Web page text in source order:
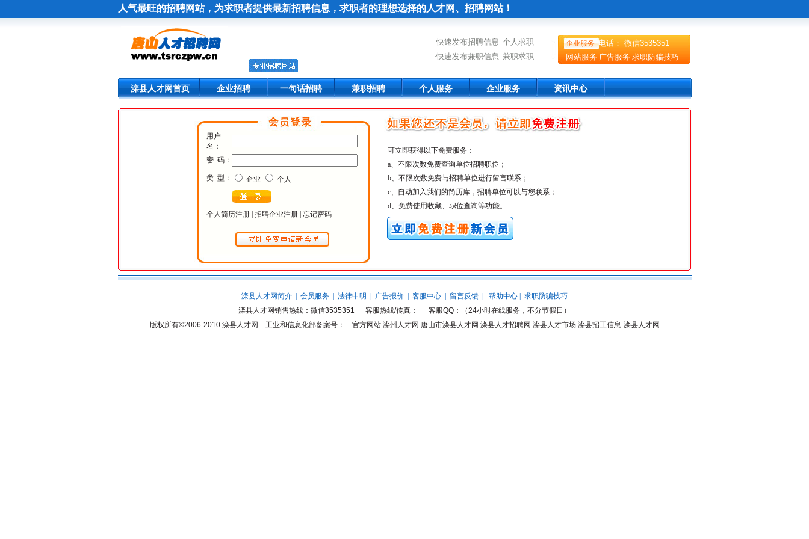
人气最旺的招聘网站，为求职者提供最新招聘信息，求职者的理想选择的人才网、招聘网站！
·快速发布招聘信息 个人求职
·快速发布兼职信息 兼职求职
企业服务 电话： 微信3535351
网站服务 广告服务 求职防骗技巧
滦县人才网首页 企业招聘 一句话招聘 兼职招聘 个人服务 企业服务 资讯中心
用户
名：
密 码：
类 型： 企业 个人
个人简历注册 招聘企业注册 忘记密码
可立即获得以下免费服务：
a、不限次数免费查询单位招聘职位；
b、不限次数免费与招聘单位进行留言联系；
c、自动加入我们的简历库，招聘单位可以与您联系；
d、免费使用收藏、职位查询等功能。
滦县人才网简介 会员服务 法律申明 广告报价 客服中心 留言反馈 帮助中心
求职防骗技巧
滦县人才网销售热线：微信3535351 客服热线/传真： 客服QQ：（24小时在线服务，不分节假日）
版权所有©2006-2010 滦县人才网 工业和信息化部备案号： 官方网站 滦州人才网 唐山市滦县人才网 滦县人才招聘网 滦县人才市场 滦县招工信息-滦县人才网